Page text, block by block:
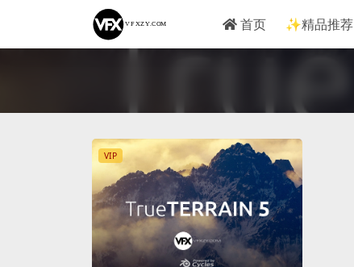
首页 ✨精品推荐
VIP